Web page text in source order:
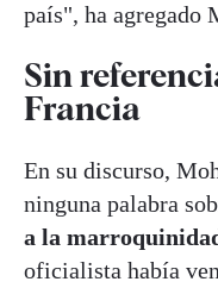
país", ha agregado
Sin
Francia
En su discurso,
ninguna palabra
a la
oficialista había